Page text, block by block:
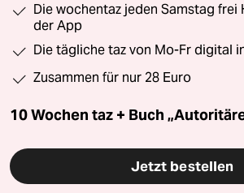
Die wochentaz jeden Samstag frei
der App
Die tägliche taz von Mo-Fr digital
Zusammen für nur 28 Euro
10 Wochen taz + Buch
Jetzt bestellen